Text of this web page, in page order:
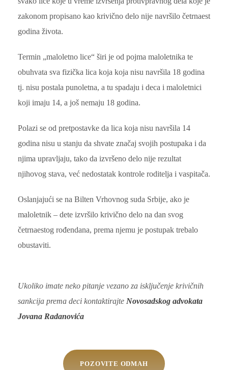
zakonom propisano kao krivično delo nije navršilo četrnaest
godina života.
Termin „maloletno lice“ širi je od pojma maloletnika te
obuhvata sva fizička lica koja koja nisu navršila 18 godina
tj. nisu postala punoletna, a tu spadaju i deca i maloletnici
koji imaju 14, a još nemaju 18 godina.
Polazi se od pretpostavke da lica koja nisu navršila 14
godina nisu u stanju da shvate značaj svojih postupaka i da
njima upravljaju, tako da izvršeno delo nije rezultat
njihovog stava, već nedostatak kontrole roditelja i vaspitača.
Oslanjajući se na Bilten Vrhovnog suda Srbije, ako je
maloletnik – dete izvršilo krivično delo na dan svog
četrnaestog rođendana, prema njemu je postupak trebalo
obustaviti.
Ukoliko imate neko pitanje vezano za isključenje krivičnih
sankcija prema deci kontaktirajte Novosadskog advokata
Jovana Radanovića
POZOVITE ODMAH